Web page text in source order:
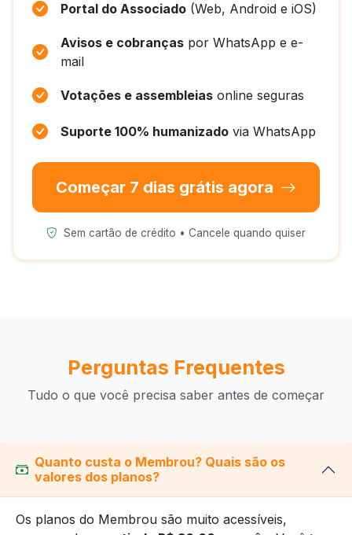
Portal do Associado (Web, Android e iOS)
Avisos e cobranças por WhatsApp e e-
mail
Votações e assembleias online seguras
Suporte 100% humanizado via WhatsApp
Começar 7 dias grátis agora
Sem cartão de crédito • Cancele quando quiser
Perguntas Frequentes
Tudo o que você precisa saber antes de começar
Quanto custa o Membrou? Quais são os
valores dos planos?
Os planos do Membrou são muito acessíveis,